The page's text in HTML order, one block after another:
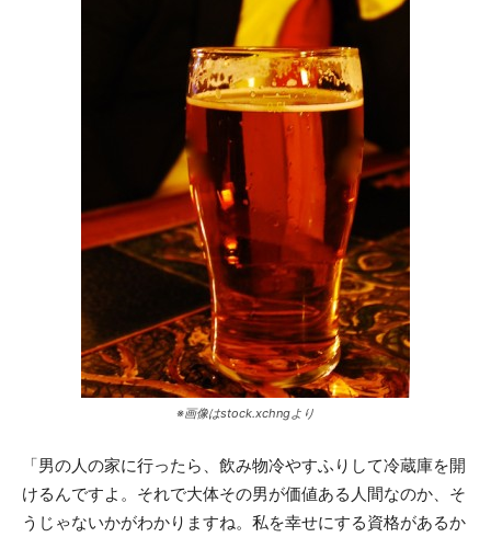
※画像はstock.xchngより
「男の人の家に行ったら、飲み物冷やすふりして冷蔵庫を開
けるんですよ。それで大体その男が価値ある人間なのか、そ
うじゃないかがわかりますね。私を幸せにする資格があるか